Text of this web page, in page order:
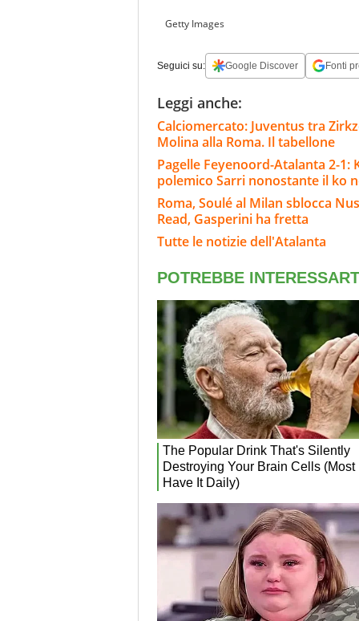
Getty Images
Seguici su: Google Discover Fonti
Leggi anche:
Calciomercato: Juventus tra
Molina alla Roma. Il tabellone
Pagelle Feyenoord-Atalanta 2-
polemico Sarri nonostante il ko
Roma, Soulé al Milan sblocca
Read, Gasperini ha fretta
Tutte le notizie dell'Atalanta